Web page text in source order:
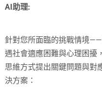
AI助理:
針對您所面臨的挑戰情境
遇社會適應困難與心理困擾
思維方式提出關鍵問題與對
決方案：